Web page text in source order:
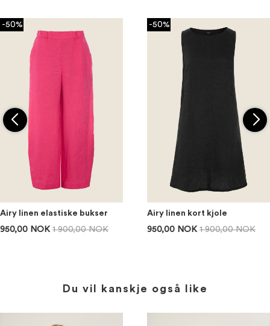
-50%
Airy linen elastiske bukser
950,00 NOK 1 900,00 NOK
-50%
Airy linen kort kjole
950,00 NOK 1 900,00 NOK
Du vil kanskje også like